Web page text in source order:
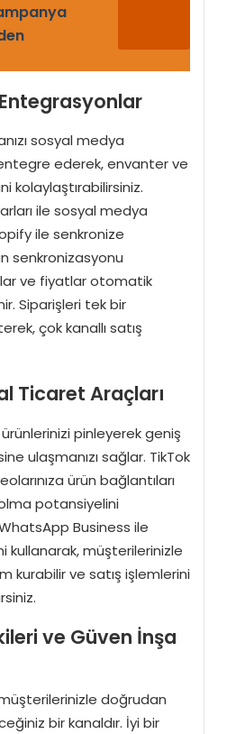
sosyal medya
ederek, envanter ve
kolaylaştırabilirsiniz.
ile sosyal medya
ile senkronize
senkronizasyonu
ve fiyatlar otomatik
Siparişleri tek bir
çok kanallı satış
Ticaret Araçları
pinleyerek geniş
ulaşmanızı sağlar. TikTok
ürün bağlantıları
potansiyelini
Business ile
kullanarak, müşterilerinizle
kurabilir ve satış işlemlerini
ve Güven İnşa
doğrudan
bir kanaldır. İyi bir